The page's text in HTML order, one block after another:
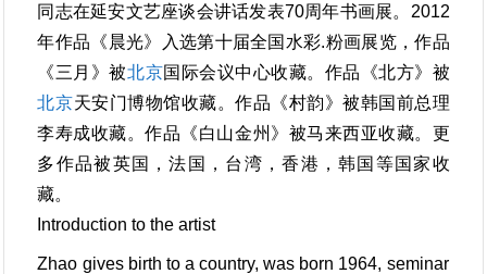
同志在延安文艺座谈会讲话发表70周年书画展。2012
年作品《晨光》入选第十届全国水彩.粉画展览，作品
《三月》被北京国际会议中心收藏。作品《北方》被
北京天安门博物馆收藏。作品《村韵》被韩国前总理
李寿成收藏。作品《白山金州》被马来西亚收藏。更
多作品被英国，法国，台湾，香港，韩国等国家收
藏。
Introduction to the artist
Zhao gives birth to a country, was born 1964, seminar